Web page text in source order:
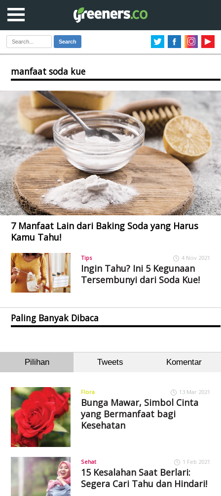
Search
manfaat soda kue
7 Manfaat Lain dari Baking Soda yang Harus
Kamu Tahu!
Tips 4 Nov 2021
Ingin Tahu? Ini 5 Kegunaan
Tersembunyi dari Soda Kue!
Paling Banyak Dibaca
Pilihan Tweets Komentar
Flora 13 Mar 2021
Bunga Mawar, Simbol Cinta
yang Bermanfaat bagi
Kesehatan
Sehat 1 Feb 2021
15 Kesalahan Saat Berlari:
Segera Cari Tahu dan Hindari!